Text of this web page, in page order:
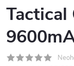
Tactical